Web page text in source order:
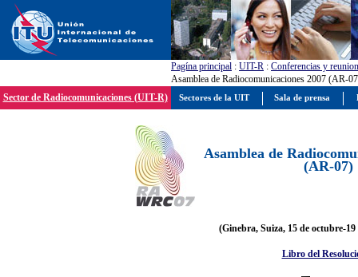
Pagína principal : UIT-R : Conferencias y
Asamblea de Radiocomunicaciones 2007 (AR-
Sector de Radiocomunicaciones (UIT-R)
Asamblea de
(AR-07)
(Ginebra, Suiza, 15 de octubre-19
Libro del
Sectores de la UIT Sala de prensa